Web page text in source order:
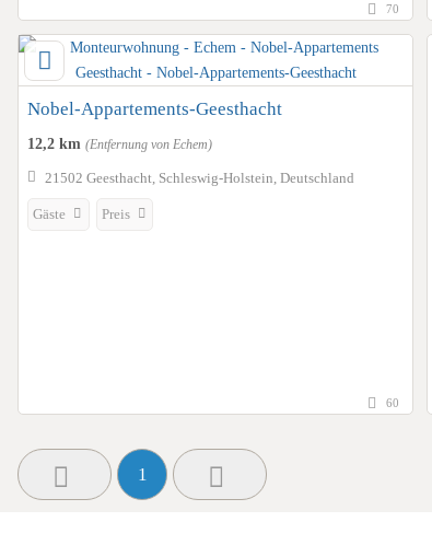
70
Nobel-Appartements-Geesthacht
12,2 km (Entfernung von Echem)
21502 Geesthacht, Schleswig-Holstein, Deutschland
Gäste Preis
60
1